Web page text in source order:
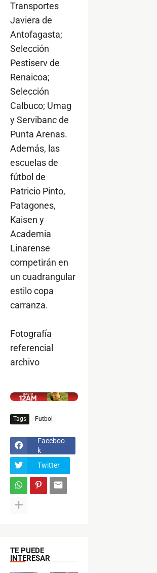
Transportes
Javiera de
Antofagasta;
Selección
Pestiserv de
Renaicoa;
Selección
Calbuco; Umag
y Servibanc de
Punta Arenas.
Además, las
escuelas de
fútbol de
Patricio Pinto,
Patagones,
Kaisen y
Academia
Linarense
competirán en
un cuadrangular
estilo copa
carranza.
Fotografía
referencial
archivo
Tags Futbol
Faceboo
k
Twitter
TE PUEDE
INTERESAR